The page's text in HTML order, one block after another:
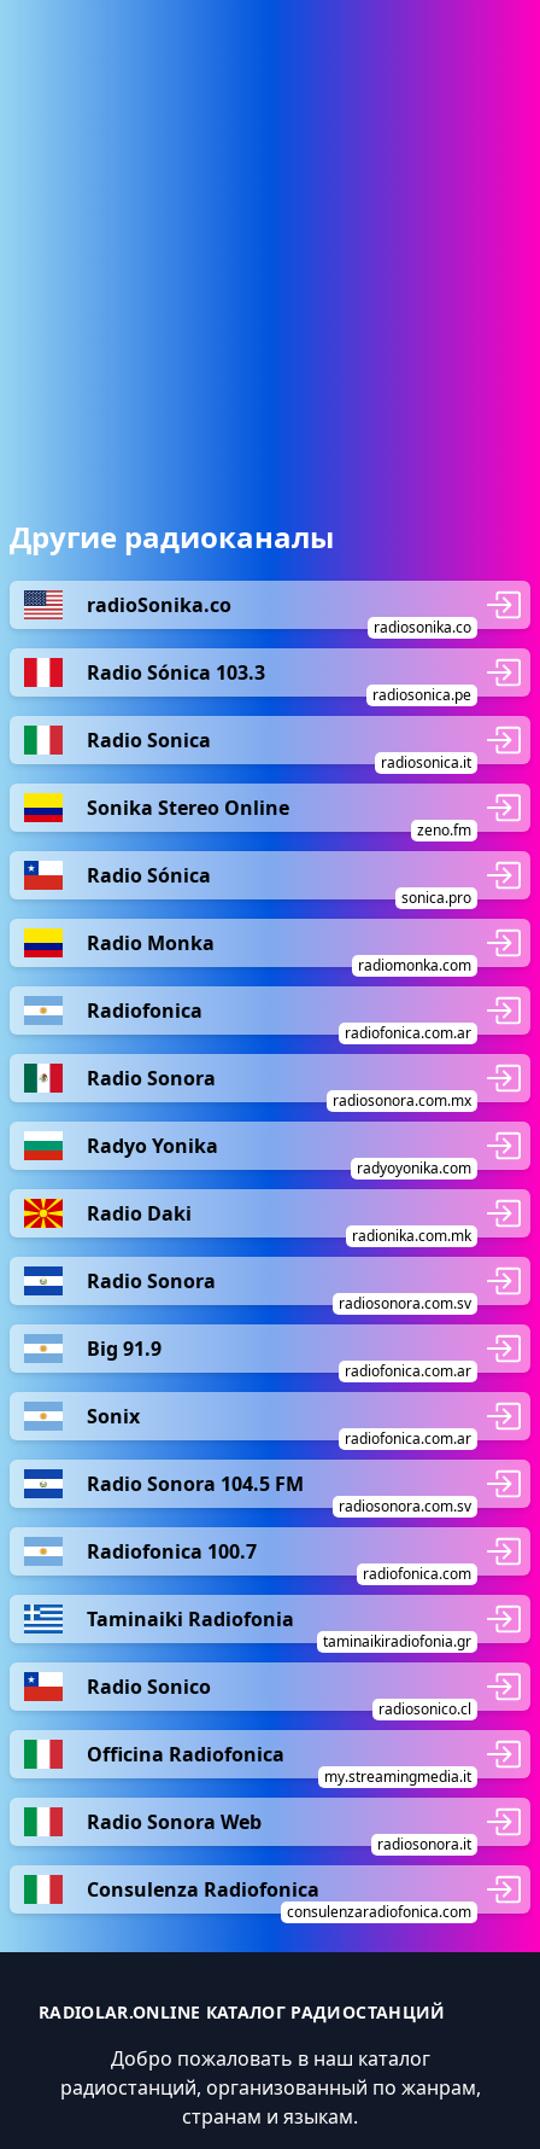
Другие радиоканалы
radioSonika.co
radiosonika.co
Radio Sónica 103.3
radiosonica.pe
Radio Sonica
radiosonica.it
Sonika Stereo Online
zeno.fm
Radio Sónica
sonica.pro
Radio Monka
radiomonka.com
Radiofonica
radiofonica.com.ar
Radio Sonora
radiosonora.com.mx
Radyo Yonika
radyoyonika.com
Radio Daki
radionika.com.mk
Radio Sonora
radiosonora.com.sv
Big 91.9
radiofonica.com.ar
Sonix
radiofonica.com.ar
Radio Sonora 104.5 FM
radiosonora.com.sv
Radiofonica 100.7
radiofonica.com
Taminaiki Radiofonia
taminaikiradiofonia.gr
Radio Sonico
radiosonico.cl
Officina Radiofonica
my.streamingmedia.it
Radio Sonora Web
radiosonora.it
Consulenza Radiofonica
consulenzaradiofonica.com
RADIOLAR.ONLINE КАТАЛОГ РАДИОСТАНЦИЙ
Добро пожаловать в наш каталог
радиостанций, организованный по жанрам,
странам и языкам.